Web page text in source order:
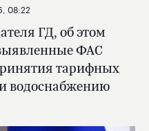
ГД, об этом
ФАС
тарифных
водоснабжению
08:22